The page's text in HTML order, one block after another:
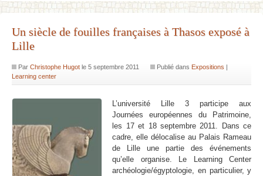
Un siècle de fouilles françaises à Thasos exposé à
Lille
Par Christophe Hugotle 5 septembre 2011 Publié dans Expositions
Learning center
L’université Lille 3 participe aux
Journées européennes du Patrimoine,
les 17 et 18 septembre 2011. Dans ce
cadre, elle délocalise au Palais Rameau
de Lille une partie des événements
qu’elle organise. Le Learning Center
archéologie/égyptologie, en particulier, y